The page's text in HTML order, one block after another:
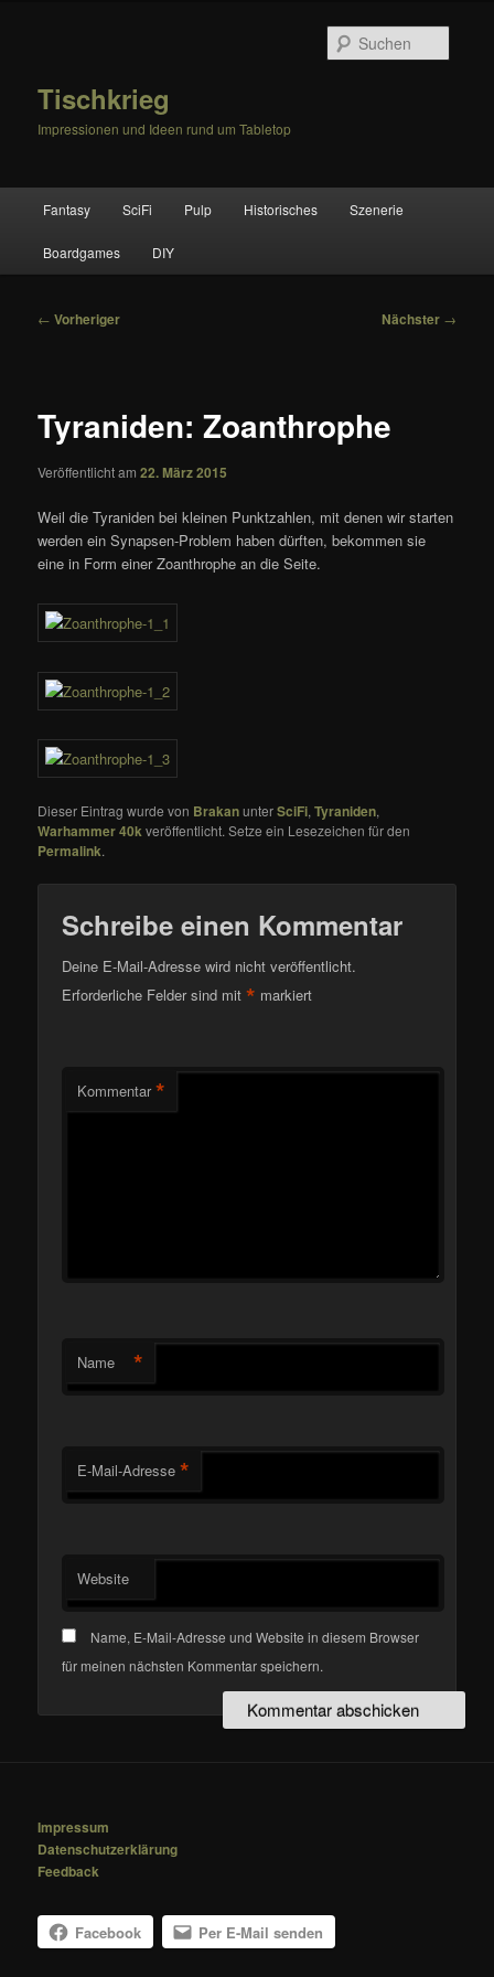
Tischkrieg
Impressionen und Ideen rund um Tabletop
Fantasy SciFi Pulp Historisches Szenerie
Boardgames DIY
Beitragsnavigation
← Vorheriger Nächster →
Tyraniden: Zoanthrophe
Veröffentlicht am22. März 2015
Weil die Tyraniden bei kleinen Punktzahlen, mit denen wir starten
werden ein Synapsen-Problem haben dürften, bekommen sie
eine in Form einer Zoanthrophe an die Seite.
Dieser Eintrag wurde von BrakanunterSciFi,Tyraniden,
Warhammer 40kveröffentlicht. Setze ein Lesezeichen für den
Permalink.
Schreibe einen Kommentar
Deine E-Mail-Adresse wird nicht veröffentlicht.
Erforderliche Felder sind mit* markiert
Kommentar *
Name *
E-Mail-Adresse *
Website
Name, E-Mail-Adresse und Website in diesem Browser
für meinen nächsten Kommentar speichern.
Impressum
Datenschutzerklärung
Feedback
Facebook Per E-Mail senden